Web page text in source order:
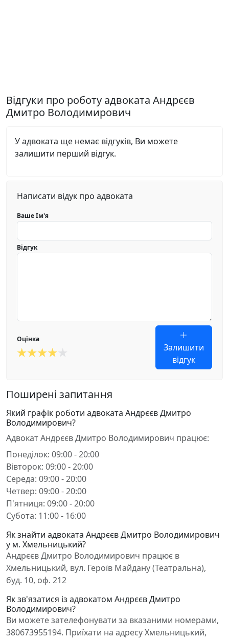
Відгуки про роботу адвоката Андрєєв
Дмитро Володимирович
У адвоката ще немає відгуків, Ви можете
залишити перший відгук.
Написати відук про адвоката
Ваше Ім'я
Відгук
Оцінка
Залишити
відгук
Поширені запитання
Який графік роботи адвоката Андрєєв Дмитро
Володимирович?
Адвокат Андрєєв Дмитро Володимирович працює:
Понеділок: 09:00 - 20:00
Вівторок: 09:00 - 20:00
Середа: 09:00 - 20:00
Четвер: 09:00 - 20:00
П'ятниця: 09:00 - 20:00
Субота: 11:00 - 16:00
Як знайти адвоката Андрєєв Дмитро Володимирович
у м. Хмельницький?
Андрєєв Дмитро Володимирович працює в
Хмельницький, вул. Героїв Майдану (Театральна),
буд. 10, оф. 212
Як зв'язатися із адвокатом Андрєєв Дмитро
Володимирович?
Ви можете зателефонувати за вказаними номерами,
380673955194. Приїхати на адресу Хмельницький,